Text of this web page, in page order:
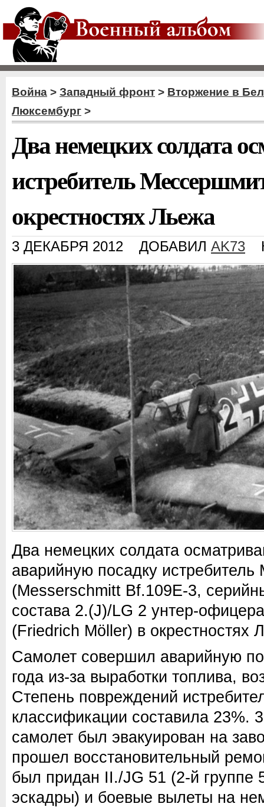
Война > Западный фронт > Вторжение в
Люксембург >
Два немецких солдата
истребитель
окрестностях Льежа
3 ДЕКАБРЯ 2012 ДОБАВИЛ AK73
Два немецких солдата
аварийную посадку
(Messerschmitt Bf.109E-3,
состава 2.(J)/LG 2 унтер-
(Friedrich Möller) в окрестностях
Самолет совершил аварийную
года из-за выработки топлива,
Степень повреждений
классификации составила 23%.
самолет был эвакуирован на
прошел восстановительный
был придан II./JG 51 (2-й группе
эскадры) и боевые вылеты на